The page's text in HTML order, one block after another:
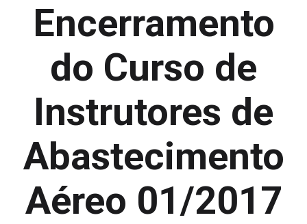
Encerramento
do Curso de
Instrutores de
Abastecimento
Aéreo 01/2017